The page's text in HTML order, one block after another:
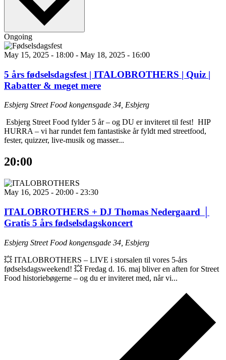
Ongoing
May 15, 2025 - 18:00 - May 18, 2025 - 16:00
5 års fødselsdagsfest | ITALOBROTHERS | Quiz |
Rabatter & meget mere
Esbjerg Street Food kongensgade 34, Esbjerg
Esbjerg Street Food fylder 5 år – og DU er inviteret til fest! HIP
HURRA – vi har rundet fem fantastiske år fyldt med streetfood,
fester, quizzer, live-musik og masser...
20:00
May 16, 2025 - 20:00 - 23:30
ITALOBROTHERS + DJ Thomas Nedergaard │
Gratis 5 års fødselsdagskoncert
Esbjerg Street Food kongensgade 34, Esbjerg
💥 ITALOBROTHERS – LIVE i storsalen til vores 5-års
fødselsdagsweekend! 💥 Fredag d. 16. maj bliver en aften for Street
Food historiebøgerne – og du er inviteret med, når vi...